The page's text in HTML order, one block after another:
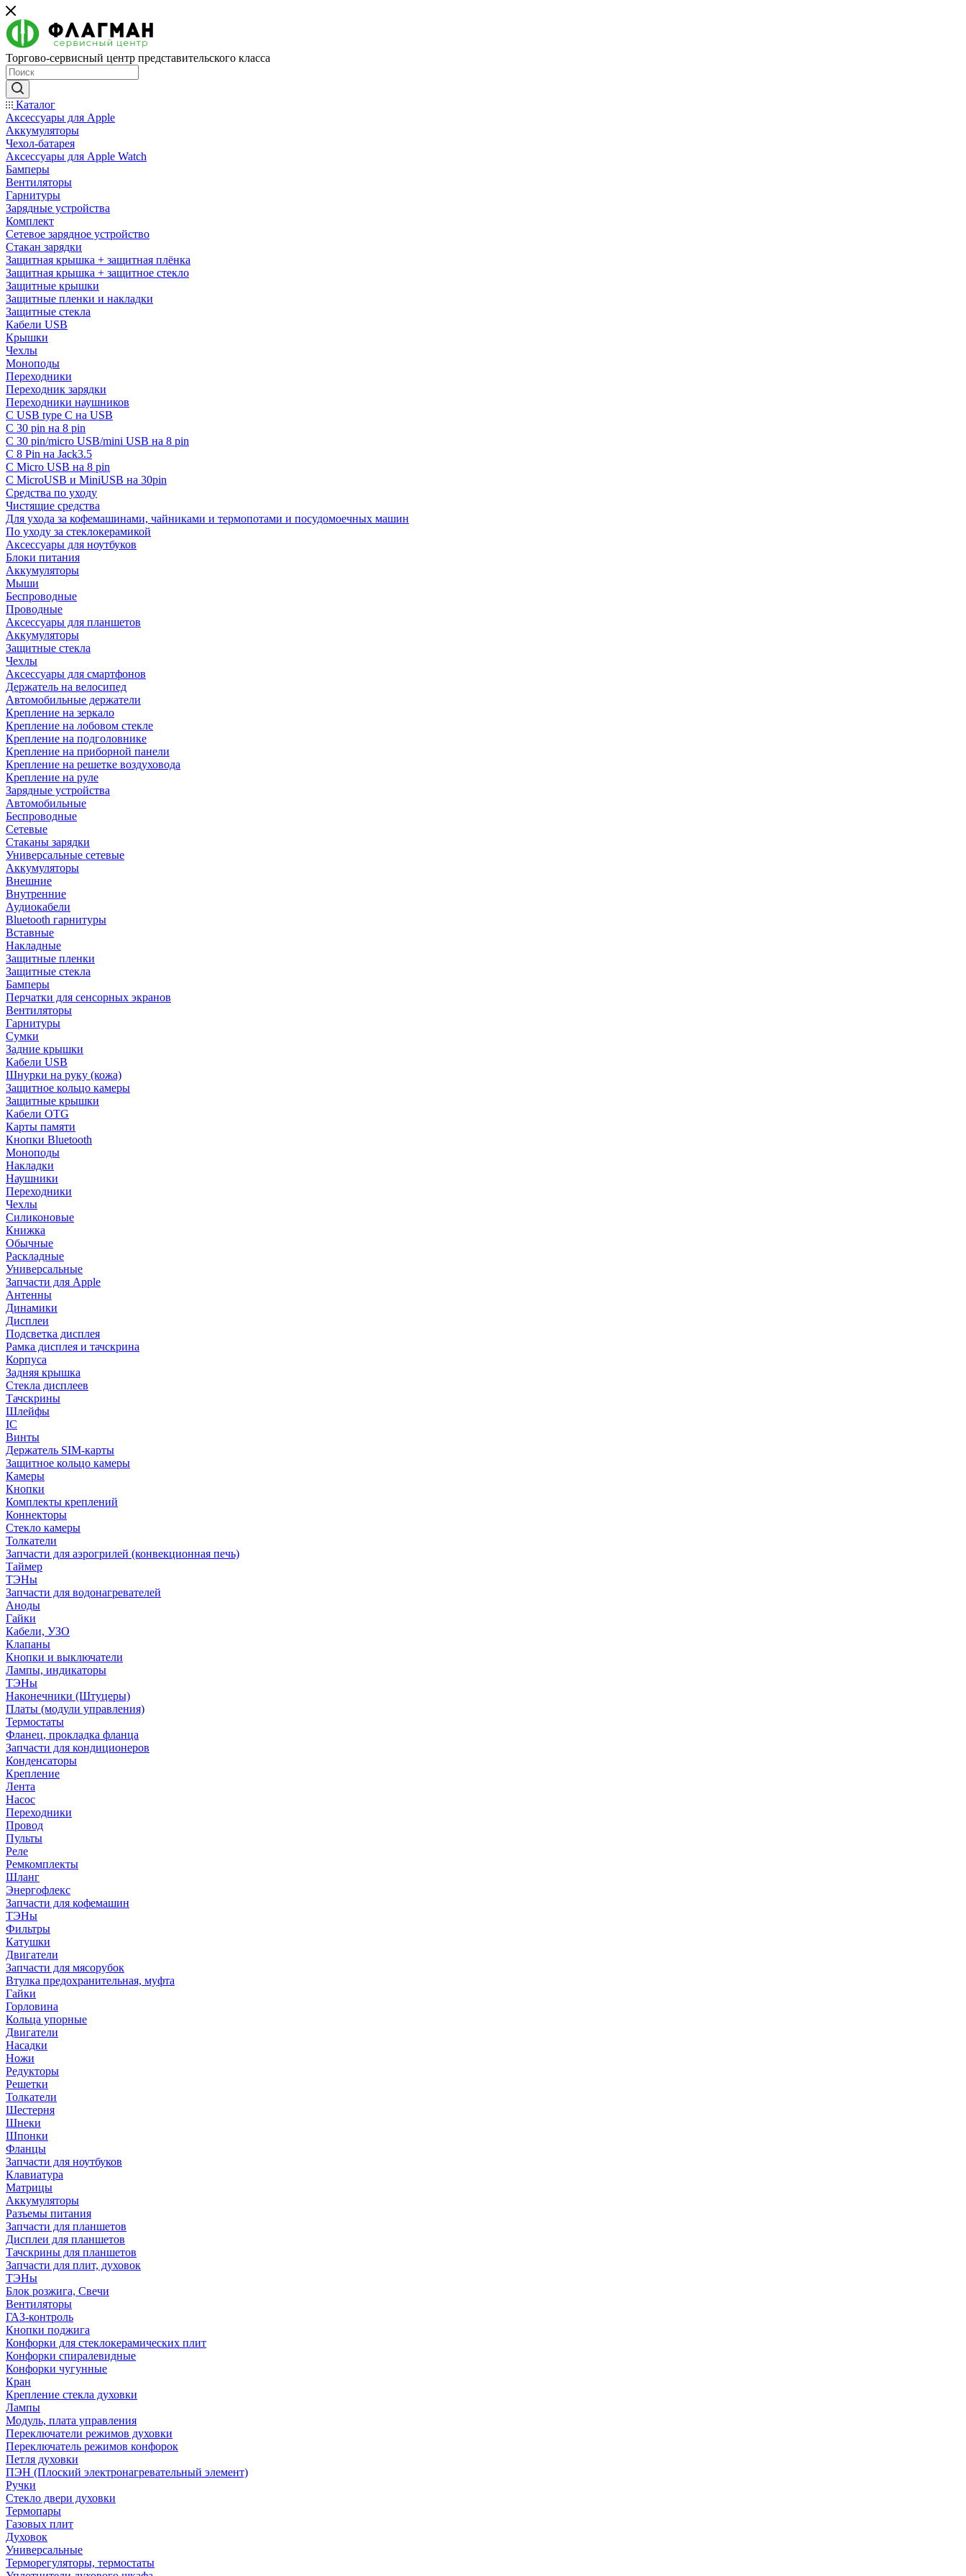
Торгово-сервисный центр представительского класса
Каталог
Аксессуары для Apple
Аккумуляторы
Чехол-батарея
Аксессуары для Apple Watch
Бамперы
Вентиляторы
Гарнитуры
Зарядные устройства
Комплект
Сетевое зарядное устройство
Стакан зарядки
Защитная крышка + защитная плёнка
Защитная крышка + защитное стекло
Защитные крышки
Защитные пленки и накладки
Защитные стекла
Кабели USB
Крышки
Чехлы
Моноподы
Переходники
Переходник зарядки
Переходники наушников
С USB type C на USB
С 30 pin на 8 pin
С 30 pin/micro USB/mini USB на 8 pin
С 8 Pin на Jack3.5
С Micro USB на 8 pin
С MicroUSB и MiniUSB на 30pin
Средства по уходу
Чистящие средства
Для ухода за кофемашинами, чайниками и термопотами и посудомоечных машин
По уходу за стеклокерамикой
Аксессуары для ноутбуков
Блоки питания
Аккумуляторы
Мыши
Беспроводные
Проводные
Аксессуары для планшетов
Аккумуляторы
Защитные стекла
Чехлы
Аксессуары для смартфонов
Держатель на велосипед
Автомобильные держатели
Крепление на зеркало
Крепление на лобовом стекле
Крепление на подголовнике
Крепление на приборной панели
Крепление на решетке воздуховода
Крепление на руле
Зарядные устройства
Автомобильные
Беспроводные
Сетевые
Стаканы зарядки
Универсальные сетевые
Аккумуляторы
Внешние
Внутренние
Аудиокабели
Bluetooth гарнитуры
Вставные
Накладные
Защитные пленки
Защитные стекла
Бамперы
Перчатки для сенсорных экранов
Вентиляторы
Гарнитуры
Сумки
Задние крышки
Кабели USB
Шнурки на руку (кожа)
Защитное кольцо камеры
Защитные крышки
Кабели OTG
Карты памяти
Кнопки Bluetooth
Моноподы
Накладки
Наушники
Переходники
Чехлы
Силиконовые
Книжка
Обычные
Раскладные
Универсальные
Запчасти для Apple
Антенны
Динамики
Дисплеи
Подсветка дисплея
Рамка дисплея и тачскрина
Корпуса
Задняя крышка
Стекла дисплеев
Тачскрины
Шлейфы
IC
Винты
Держатель SIM-карты
Защитное кольцо камеры
Камеры
Кнопки
Комплекты креплений
Коннекторы
Стекло камеры
Толкатели
Запчасти для аэрогрилей (конвекционная печь)
Таймер
ТЭНы
Запчасти для водонагревателей
Аноды
Гайки
Кабели, УЗО
Клапаны
Кнопки и выключатели
Лампы, индикаторы
ТЭНы
Наконечники (Штуцеры)
Платы (модули управления)
Термостаты
Фланец, прокладка фланца
Запчасти для кондиционеров
Конденсаторы
Крепление
Лента
Насос
Переходники
Провод
Пульты
Реле
Ремкомплекты
Шланг
Энергофлекс
Запчасти для кофемашин
ТЭНы
Фильтры
Катушки
Двигатели
Запчасти для мясорубок
Втулка предохранительная, муфта
Гайки
Горловина
Кольца упорные
Двигатели
Насадки
Ножи
Редукторы
Решетки
Толкатели
Шестерня
Шнеки
Шпонки
Фланцы
Запчасти для ноутбуков
Клавиатура
Матрицы
Аккумуляторы
Разъемы питания
Запчасти для планшетов
Дисплеи для планшетов
Тачскрины для планшетов
Запчасти для плит, духовок
ТЭНы
Блок розжига, Свечи
Вентиляторы
ГАЗ-контроль
Кнопки поджига
Конфорки для стеклокерамических плит
Конфорки спиралевидные
Конфорки чугунные
Кран
Крепление стекла духовки
Лампы
Модуль, плата управления
Переключатели режимов духовки
Переключатель режимов конфорок
Петля духовки
ПЭН (Плоский электронагревательный элемент)
Ручки
Стекло двери духовки
Термопары
Газовых плит
Духовок
Универсальные
Терморегуляторы, термостаты